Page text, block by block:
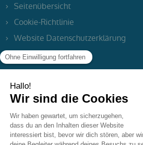
Seitenübersicht
Cookie-Richtlinie
Website Datenschutzerklärung
Impressum